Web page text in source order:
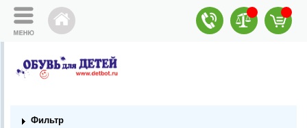
Фильтр